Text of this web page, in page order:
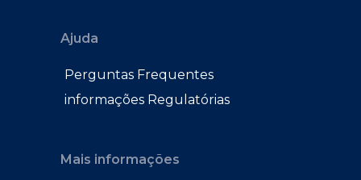
Ajuda
Perguntas Frequentes
informações Regulatórias
Mais informações